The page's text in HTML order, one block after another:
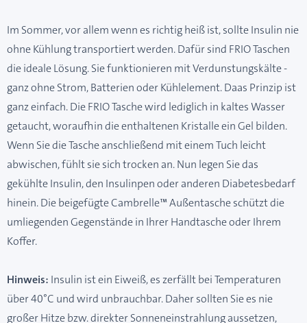
Im Sommer, vor allem wenn es richtig heiß ist, sollte Insulin nie
ohne Kühlung transportiert werden. Dafür sind FRIO Taschen
die ideale Lösung. Sie funktionieren mit Verdunstungskälte -
ganz ohne Strom, Batterien oder Kühlelement. Daas Prinzip ist
ganz einfach. Die FRIO Tasche wird lediglich in kaltes Wasser
getaucht, woraufhin die enthaltenen Kristalle ein Gel bilden.
Wenn Sie die Tasche anschließend mit einem Tuch leicht
abwischen, fühlt sie sich trocken an. Nun legen Sie das
gekühlte Insulin, den Insulinpen oder anderen Diabetesbedarf
hinein. Die beigefügte Cambrelle™ Außentasche schützt die
umliegenden Gegenstände in Ihrer Handtasche oder Ihrem
Koffer.
Hinweis: Insulin ist ein Eiweiß, es zerfällt bei Temperaturen
über 40°C und wird unbrauchbar. Daher sollten Sie es nie
großer Hitze bzw. direkter Sonneneinstrahlung aussetzen,